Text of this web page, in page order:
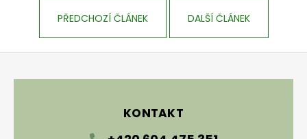
PŘEDCHOZÍ ČLÁNEK DALŠÍ ČLÁNEK
KONTAKT